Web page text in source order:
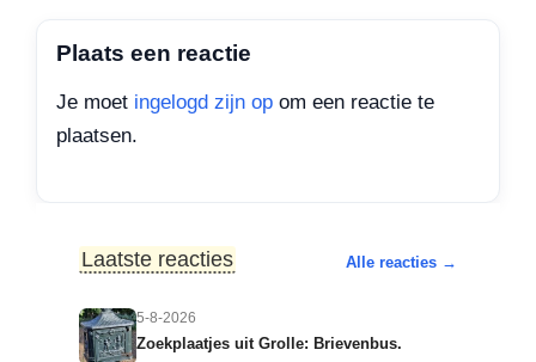
t
A
p
e
o
k
d
t
e
i
e
Plaats een reactie
Je moet ingelogd zijn op om een reactie te
plaatsen.
Laatste reacties Alle reacties →
5-8-2026
Zoekplaatjes uit Grolle: Brievenbus.